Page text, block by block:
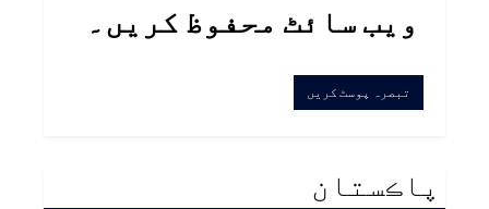
ویب سائٹ محفوظ کریں۔
پاڪستان